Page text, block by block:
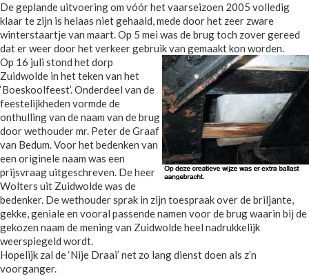
De geplande uitvoering om vóór het vaarseizoen 2005 volledig
klaar te zijn is helaas niet gehaald, mede door het zeer zware
winterstaartje van maart. Op 5 mei was de brug toch zover gereed
dat er weer door het verkeer gebruik van gemaakt kon worden.
Op 16 juli stond het dorp
Zuidwolde in het teken van het
‘Boeskoolfeest’. Onderdeel van de
feestelijkheden vormde de
onthulling van de naam van de brug
door wethouder mr. Peter de Graaf
van Bedum. Voor het bedenken van
een originele naam was een
prijsvraag uitgeschreven. De heer
Wolters uit Zuidwolde was de
bedenker. De wethouder sprak in zijn toespraak over de briljante,
gekke, geniale en vooral passende namen voor de brug waarin bij de
gekozen naam de mening van Zuidwolde heel nadrukkelijk
weerspiegeld wordt.
Hopelijk zal de ‘Nije Draai’ net zo lang dienst doen als z’n
voorganger.